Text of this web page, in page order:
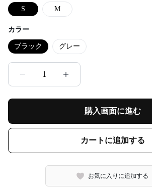
S M
カラー
ブラック グレー
1
購入画面に進む
カートに追加する
お気に入りに追加する